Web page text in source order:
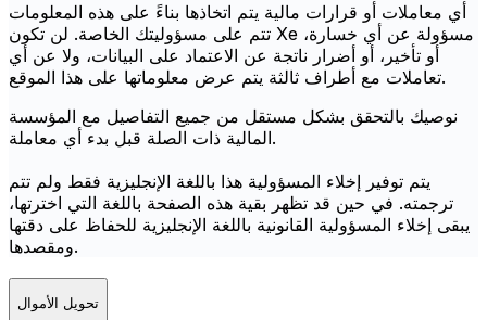
أي معاملات أو قرارات مالية يتم اتخاذها بناءً على هذه المعلومات
تتم على مسؤوليتك الخاصة. لن تكون Xe مسؤولة عن أي خسارة،
أو تأخير، أو أضرار ناتجة عن الاعتماد على البيانات، ولا عن أي
تعاملات مع أطراف ثالثة يتم عرض معلوماتها على هذا الموقع.
نوصيك بالتحقق بشكل مستقل من جميع التفاصيل مع المؤسسة
المالية ذات الصلة قبل بدء أي معاملة.
يتم توفير إخلاء المسؤولية هذا باللغة الإنجليزية فقط ولم تتم
ترجمته. في حين قد تظهر بقية هذه الصفحة باللغة التي اخترتها،
يبقى إخلاء المسؤولية القانونية باللغة الإنجليزية للحفاظ على دقتها
ومقصدها.
تحويل الأموال